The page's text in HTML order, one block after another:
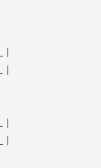
|
|
|
|